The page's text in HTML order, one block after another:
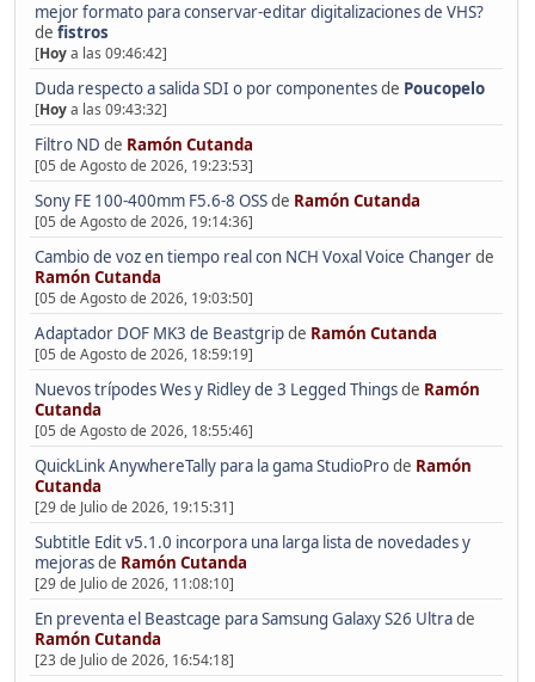
mejor formato para conservar-editar digitalizaciones de VHS?
de fistros
[Hoya las 09:46:42]
Duda respecto a salida SDI o por componentesde Poucopelo
[Hoya las 09:43:32]
Filtro ND de Ramón Cutanda
[05 de Agosto de 2026, 19:23:53]
Sony FE 100-400mm F5.6-8 OSSde Ramón Cutanda
[05 de Agosto de 2026, 19:14:36]
Cambio de voz en tiempo real con NCH Voxal Voice Changerde
Ramón Cutanda
[05 de Agosto de 2026, 19:03:50]
Adaptador DOF MK3 de Beastgripde Ramón Cutanda
[05 de Agosto de 2026, 18:59:19]
Nuevos trípodes Wes y Ridley de 3 Legged Thingsde Ramón
Cutanda
[05 de Agosto de 2026, 18:55:46]
QuickLink AnywhereTally para la gama StudioProde Ramón
Cutanda
[29 de Julio de 2026, 19:15:31]
Subtitle Edit v5.1.0 incorpora una larga lista de novedades y
mejorasde Ramón Cutanda
[29 de Julio de 2026, 11:08:10]
En preventa el Beastcage para Samsung Galaxy S26 Ultrade
Ramón Cutanda
[23 de Julio de 2026, 16:54:18]